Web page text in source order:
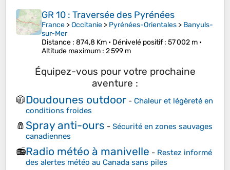
GR 10 : Traversée des Pyrénées
France >Occitanie > Pyrénées-Orientales > Banyuls-
sur-Mer
Distance : 874,8 Km • Dénivelé positif: 57 002 m •
Altitude maximum : 2 599 m
Équipez-vous pour votre prochaine
aventure :
🧥Doudounes outdoor - Chaleur et légèreté en
conditions froides
🧂 Spray anti-ours - Sécurité en zones sauvages
canadiennes
📻Radio météo à manivelle - Restez informé
des alertes météo au Canada sans piles